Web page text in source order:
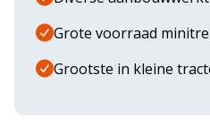
Grote voorraad
Grootste in kleine